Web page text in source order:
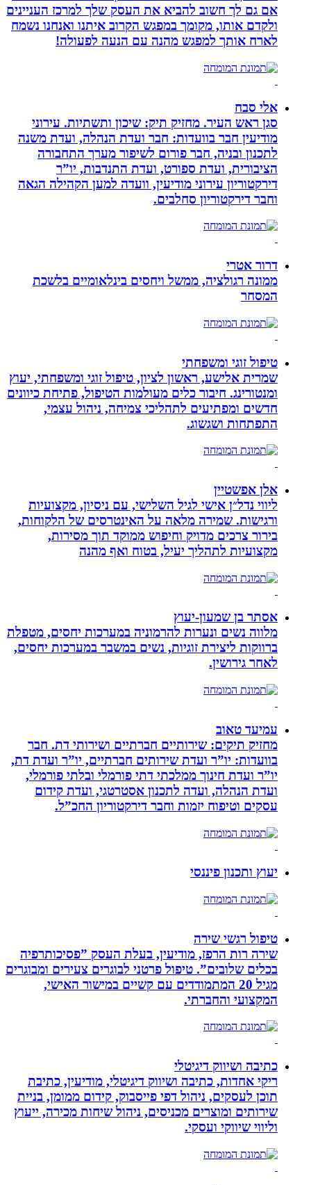
אם גם לך חשוב להביא את העסק שלך למרכז העניינים
ולקדם אותו, מקומך במפגש הקרוב איתנו ואנחנו נשמח
לארח אותך למפגש מהנה עם הנעה לפעולה!
אלי סבח
סגן ראש העיר. מחזיק תיק: שיכון ותשתיות. עירוני
מודיעין חבר בוועדות: חבר ועדת הנהלה, ועדת משנה
לתכנון ובניה, חבר פורום לשיפור מערך התחבורה
הציבורית, ועדת ספורט, ועדת התנדבות, יו”ר
דירקטוריון עירוני מודיעין, וועדה למען הקהילה הגאה
וחבר דירקטוריון סחלבים.
דרור אטרי
ממונה רגולציה, ממשל ויחסים בינלאומיים בלשכת
המסחר
טיפול זוגי ומשפחתי
שמרית אלישע, ראשון לציון, טיפול זוגי ומשפחתי, יעוץ
ומנטורינג. חיבור כלים מעולמות הטיפול, פתיחת כיוונים
חדשים ומפתיעים לתהליכי צמיחה, ניהול עצמי,
התפתחות ושגשוג.
אלן אפשטיין
ליווי נדל״ן אישי לגיל השלישי, עם ניסיון, מקצועיות
ורגישות. שמירה מלאה על האינטרסים של הלקוחות,
בירור צרכים מדויק וחיפוש ממוקד תוך מסירות,
מקצועיות לתהליך יעיל, בטוח ואף מהנה
אסתר בן שמעון-יעוץ
מלווה נשים ונערות להרמוניה במערכות יחסים, מטפלת
ברווקות ליצירת זוגיות, נשים במשבר במערכות יחסים,
לאחר גירושין.
עמיעד טאוב
מחזיק תיקים: שירותיים חברתיים ושירותי דת. חבר
בוועדות: יו”ר ועדת שירותים חברתיים, יו”ר ועדת דת,
יו”ר ועדת חינוך ממלכתי דתי פורמלי ובלתי פורמלי,
ועדת הנהלה, ועדה לתכנון אסטרטגי, ועדת קידום
עסקים וטיפוח יזמות וחבר דירקטוריון החכ”ל.
יעוץ ותכנון פיננסי
טיפול רגשי שירה
שירה רות הרפז, מודיעין, בעלת העסק ”פסיכותרפיה
בכלים שלובים”. טיפול פרטני לבוגרים צעירים ומבוגרים
מגיל 20 המתמודדים עם קשיים במישור האישי,
המקצועי והחברתי.
כתיבה ושיווק דיגיטלי
ריקי אחדות, כתיבה ושיווק דיגיטלי, מודיעין, כתיבת
תוכן לעסקים, ניהול דפי פייסבוק, קידום ממומן, בניית
שירותים ומוצרים מכניסים, ניהול שיחות מכירה, ייעוץ
וליווי שיווקי ועסקי.